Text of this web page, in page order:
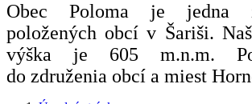
Obec Poloma je jedna
položených obcí v Šariši.
výška je 605 m.n.m.
do združenia obcí a miest